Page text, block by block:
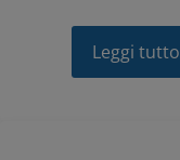
Leggi tutto